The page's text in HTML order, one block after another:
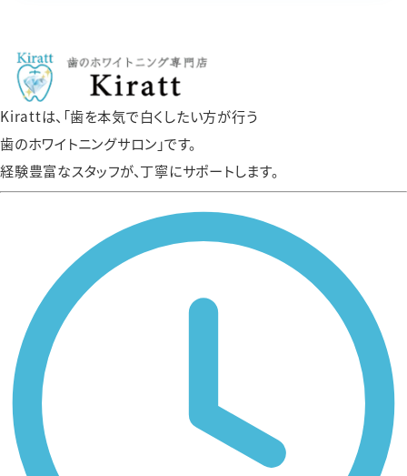
Kirattは、「歯を本気で白くしたい方が行う
歯のホワイトニングサロン」です。
経験豊富なスタッフが、丁寧にサポートします。